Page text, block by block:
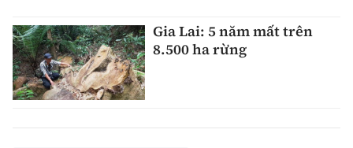
Gia Lai: 5 năm mất trên
8.500 ha rừng